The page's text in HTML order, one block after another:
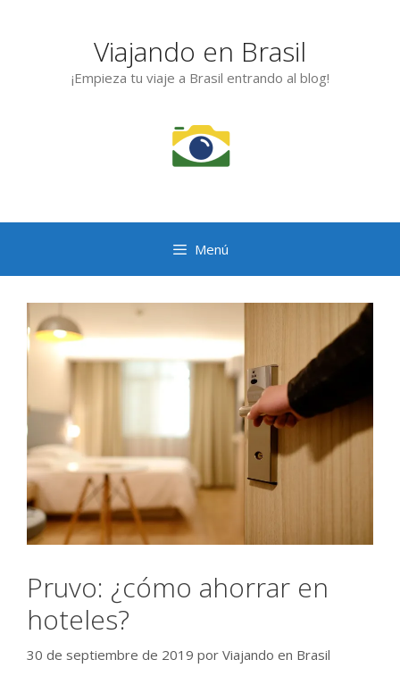
Viajando en Brasil
¡Empieza tu viaje a Brasil entrando al blog!
Menú
Pruvo: ¿cómo ahorrar en
hoteles?
30 de septiembre de 2019 por Viajando en Brasil